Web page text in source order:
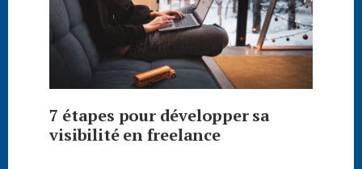
7 étapes pour développer sa
visibilité en freelance